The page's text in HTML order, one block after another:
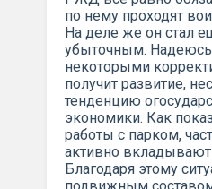
по нему проходят
На деле же он стал
убыточным.
некоторыми
получит развитие,
тенденцию
экономики. Как
работы с парком,
активно вкладывают
Благодаря этому